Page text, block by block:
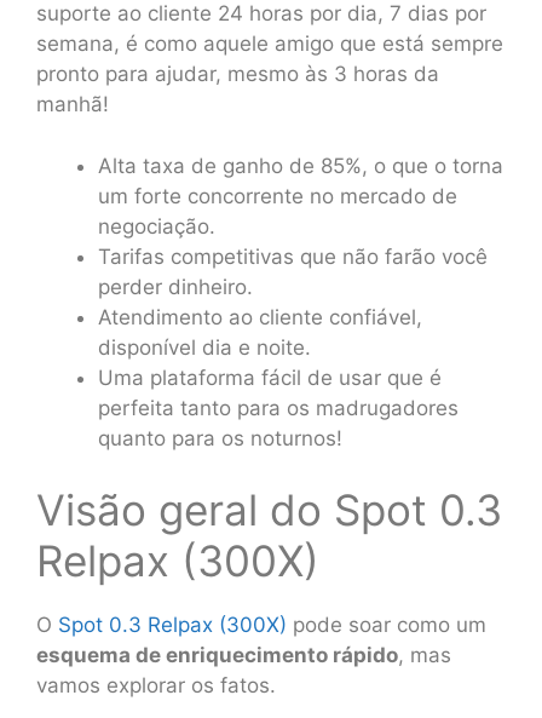
suporte ao cliente 24 horas por dia, 7 dias por
semana, é como aquele amigo que está sempre
pronto para ajudar, mesmo às 3 horas da
manhã!
Alta taxa de ganho de 85%, o que o torna
um forte concorrente no mercado de
negociação.
Tarifas competitivas que não farão você
perder dinheiro.
Atendimento ao cliente confiável,
disponível dia e noite.
Uma plataforma fácil de usar que é
perfeita tanto para os madrugadores
quanto para os noturnos!
Visão geral do Spot 0.3
Relpax (300X)
O Spot 0.3 Relpax (300X) pode soar como um
esquema de enriquecimento rápido, mas
vamos explorar os fatos.